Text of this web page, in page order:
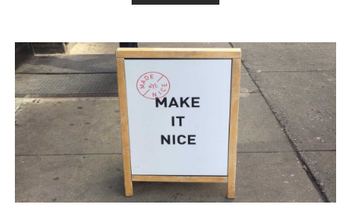
TO
–
WEIHNACHTEN
#ENGLISHLOVERS“